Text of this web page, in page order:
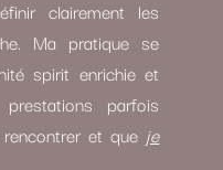
clairement les
Ma pratique se
spirit enrichie et
parfois
et que je